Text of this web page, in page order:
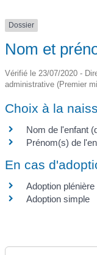
Dossier
Nom et
Vérifié le 23/07/2020 -
administrative (Premier
Choix à la
Nom de l'enfant
Prénom(s) de
En cas
Adoption plénière
Adoption simple